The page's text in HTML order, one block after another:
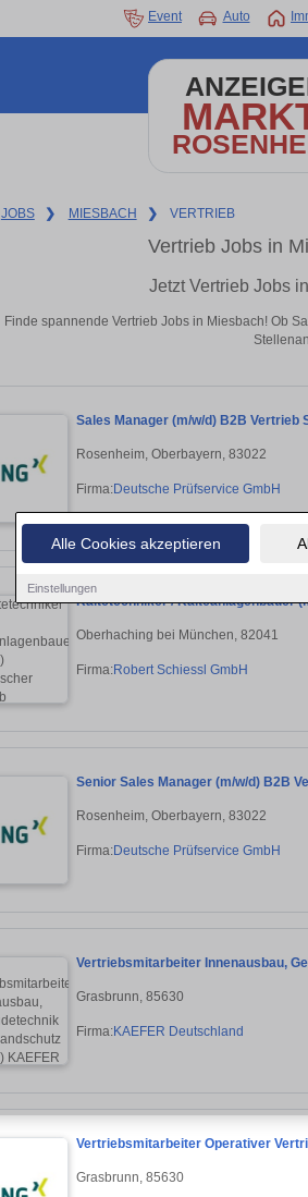
Alle Cookies akzeptieren
Einstellungen
Event Auto
JOBS ❯ MIESBACH ❯ VERTRIEB
Vertrieb Jobs in
Jetzt Vertrieb Jobs
Finde spannende Vertrieb Jobs in Miesbach! Ob
Sales Manager (m/w/d) B2B Vertrieb
Rosenheim, Oberbayern, 83022
Firma:Deutsche Prüfservice GmbH
Kältetechniker / Kälteanlagenbauer
Oberhaching bei München, 82041
Firma:Robert Schiessl GmbH
Senior Sales Manager (m/w/d) B2B
Rosenheim, Oberbayern, 83022
Firma:Deutsche Prüfservice GmbH
Vertriebsmitarbeiter Innenausbau,
Grasbrunn, 85630
Firma:KAEFER Deutschland
Vertriebsmitarbeiter Operativer
Grasbrunn, 85630